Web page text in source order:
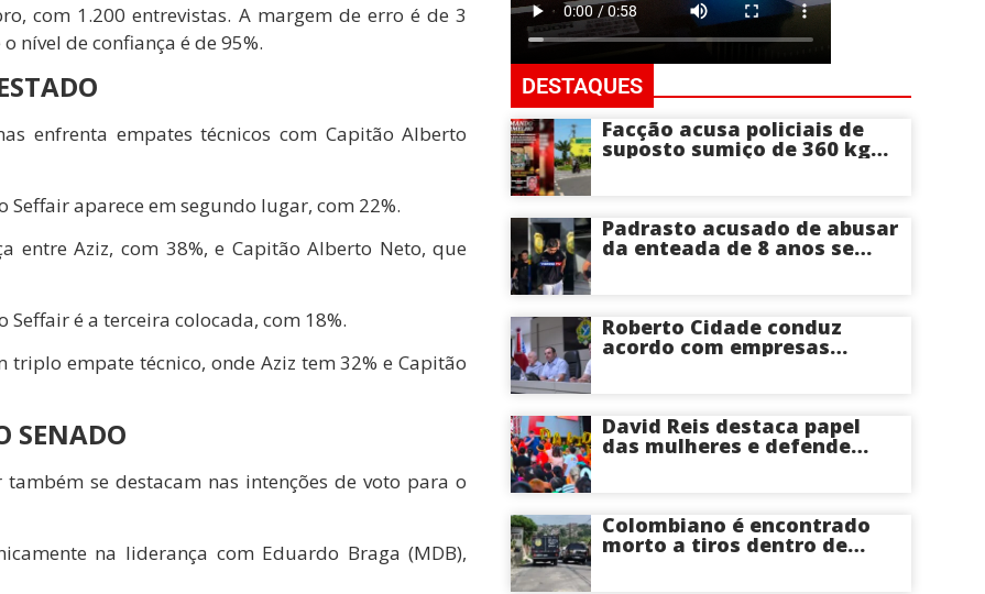
com 1.200 entrevistas. A margem de erro é de 3
nível de confiança é de 95%.
enfrenta empates técnicos com Capitão Alberto
Seffair aparece em segundo lugar, com 22%.
entre Aziz, com 38%, e Capitão Alberto Neto, que
Seffair é a terceira colocada, com 18%.
empate técnico, onde Aziz tem 32% e Capitão
SENADO
se destacam nas intenções de voto para o
na liderança com Eduardo Braga (MDB),
DESTAQUES
Facção acusa policiais de
suposto sumiço de 360 kg
Padrasto acusado de abusar
da enteada de 8 anos se
Roberto Cidade conduz
acordo com empresas
David Reis destaca papel
das mulheres e defende
Amazonas
Colombiano é encontrado
morto a tiros dentro de